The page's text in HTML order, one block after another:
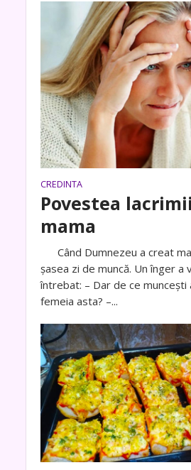
CREDINTA
Povestea
mama
Când Dumnezeu a creat
şasea zi de muncă. Un înger a
întrebat: – Dar de ce munceşti
femeia asta? –...